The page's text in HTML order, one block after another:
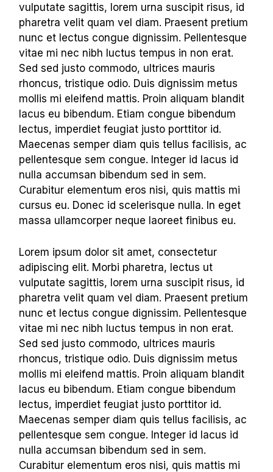
vulputate sagittis, lorem urna suscipit risus, id
pharetra velit quam vel diam. Praesent pretium
nunc et lectus congue dignissim. Pellentesque
vitae mi nec nibh luctus tempus in non erat.
Sed sed justo commodo, ultrices mauris
rhoncus, tristique odio. Duis dignissim metus
mollis mi eleifend mattis. Proin aliquam blandit
lacus eu bibendum. Etiam congue bibendum
lectus, imperdiet feugiat justo porttitor id.
Maecenas semper diam quis tellus facilisis, ac
pellentesque sem congue. Integer id lacus id
nulla accumsan bibendum sed in sem.
Curabitur elementum eros nisi, quis mattis mi
cursus eu. Donec id scelerisque nulla. In eget
massa ullamcorper neque laoreet finibus eu.
Lorem ipsum dolor sit amet, consectetur
adipiscing elit. Morbi pharetra, lectus ut
vulputate sagittis, lorem urna suscipit risus, id
pharetra velit quam vel diam. Praesent pretium
nunc et lectus congue dignissim. Pellentesque
vitae mi nec nibh luctus tempus in non erat.
Sed sed justo commodo, ultrices mauris
rhoncus, tristique odio. Duis dignissim metus
mollis mi eleifend mattis. Proin aliquam blandit
lacus eu bibendum. Etiam congue bibendum
lectus, imperdiet feugiat justo porttitor id.
Maecenas semper diam quis tellus facilisis, ac
pellentesque sem congue. Integer id lacus id
nulla accumsan bibendum sed in sem.
Curabitur elementum eros nisi, quis mattis mi